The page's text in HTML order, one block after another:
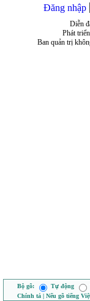
Đăng nhập
Diễn
Phát
Ban quản trị
Bộ gõ: Tự động
Chính tả | Nếu gõ tiếng